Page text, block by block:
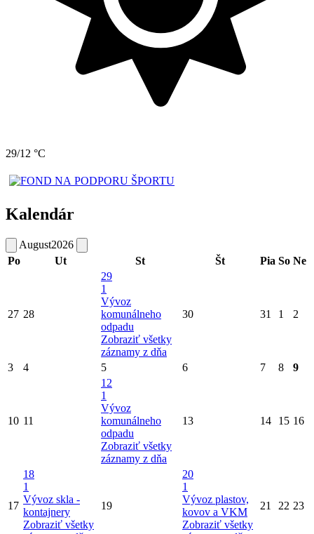
29/12 °C
Kalendár
August2026
Po
Ut St Št Pia So Ne
27 28
29
1
Vývoz
komunálneho
odpadu
Zobraziť všetky
záznamy z dňa
30 31 1 2
3 4 5 6 7 8 9
10 11
12
1
Vývoz
komunálneho
odpadu
Zobraziť všetky
záznamy z dňa
13 14 15 16
17
18
1
Vývoz skla -
kontajnery
Zobraziť všetky
19
20
1
Vývoz plastov,
kovov a VKM
Zobraziť všetky
21 22 23